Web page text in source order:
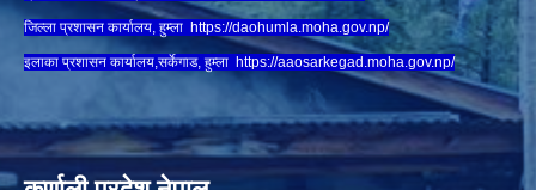
जिल्ला प्रशासन कार्यालय, हुम्ला https://daohumla.moha.gov.np/
इलाका प्रशासन कार्यालय,सर्केगाड, हुम्ला https://aaosarkegad.moha.gov.np/